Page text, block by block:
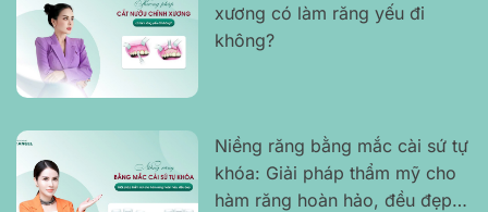
xương có làm răng yếu đi
không?
Niềng răng bằng mắc cài sứ tự
khóa: Giải pháp thẩm mỹ cho
hàm răng hoàn hảo, đều đẹp,